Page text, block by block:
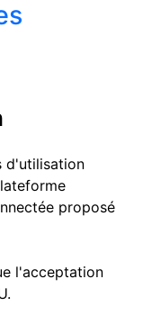
d'utilisation
proposé
l'acceptation